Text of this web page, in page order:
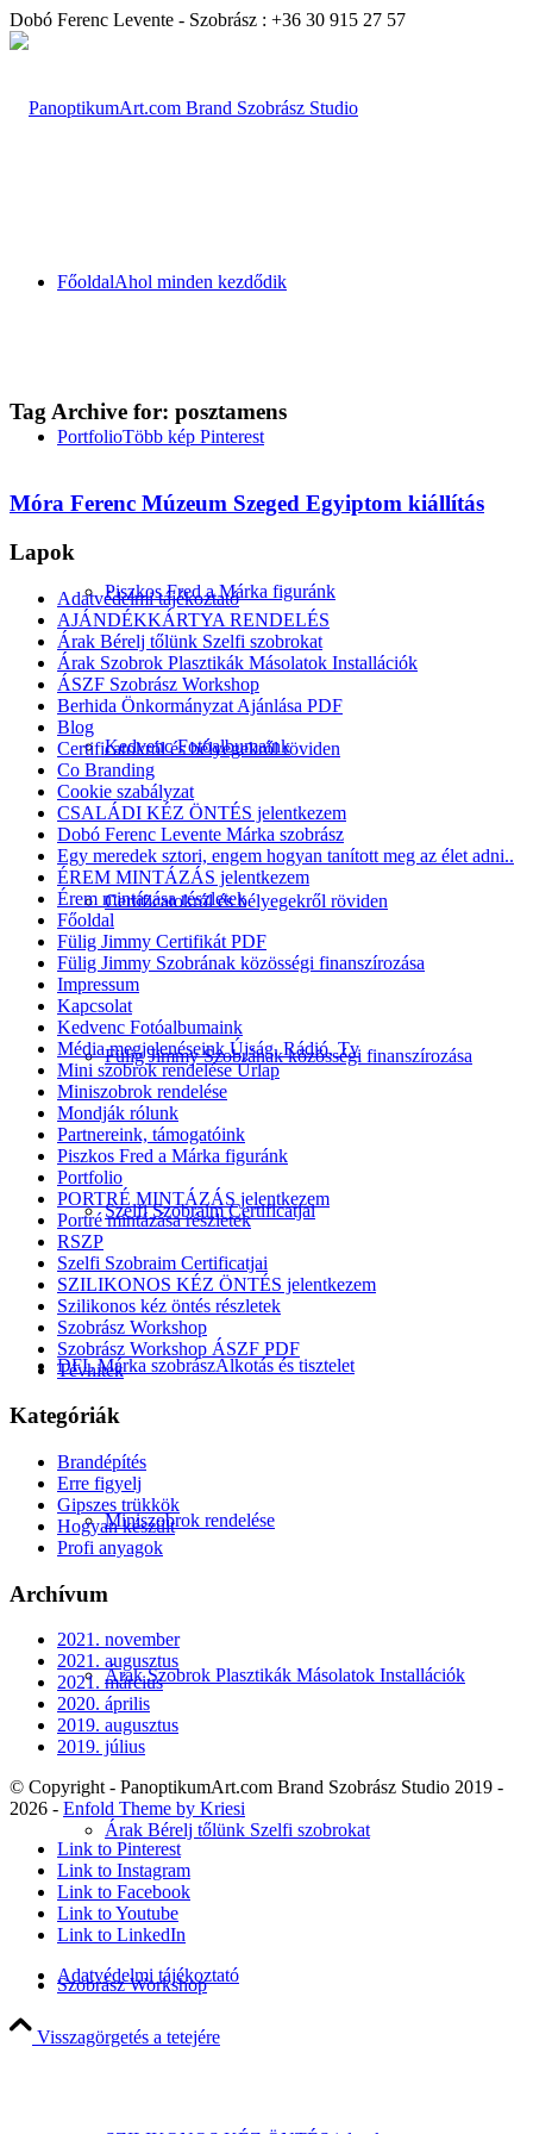
Dobó Ferenc Levente - Szobrász : +36 30 915 27 57
FőoldalAhol minden kezdődik
PortfolioTöbb kép Pinterest
Piszkos Fred a Márka figuránk
Kedvenc Fotóalbumaink
Certificatokról és bélyegekről röviden
Fülig Jimmy Szobrának közösségi finanszírozása
Szelfi Szobraim Certificatjai
DFL Márka szobrászAlkotás és tisztelet
Miniszobrok rendelése
Árak Szobrok Plasztikák Másolatok Installációk
Árak Bérelj tőlünk Szelfi szobrokat
Szobrász Workshop
Tag Archive for: posztamens
Móra Ferenc Múzeum Szeged Egyiptom kiállítás
Lapok
Adatvédelmi tájékoztató
AJÁNDÉKKÁRTYA RENDELÉS
Árak Bérelj tőlünk Szelfi szobrokat
Árak Szobrok Plasztikák Másolatok Installációk
ÁSZF Szobrász Workshop
Berhida Önkormányzat Ajánlása PDF
Blog
Certificatokról és bélyegekről röviden
Co Branding
Cookie szabályzat
CSALÁDI KÉZ ÖNTÉS jelentkezem
Dobó Ferenc Levente Márka szobrász
Egy meredek sztori, engem hogyan tanított meg az élet adni..
ÉREM MINTÁZÁS jelentkezem
Érem mintázása részletek
Főoldal
Fülig Jimmy Certifikát PDF
Fülig Jimmy Szobrának közösségi finanszírozása
Impressum
Kapcsolat
Kedvenc Fotóalbumaink
Média megjelenéseink Újság, Rádió, Tv
Mini szobrok rendelése Űrlap
Miniszobrok rendelése
Mondják rólunk
Partnereink, támogatóink
Piszkos Fred a Márka figuránk
Portfolio
PORTRÉ MINTÁZÁS jelentkezem
Portré mintázása részletek
RSZP
Szelfi Szobraim Certificatjai
SZILIKONOS KÉZ ÖNTÉS jelentkezem
Szilikonos kéz öntés részletek
Szobrász Workshop
Szobrász Workshop ÁSZF PDF
Tévhitek
Kategóriák
Brandépítés
Erre figyelj
Gipszes trükkök
Hogyan készült
Profi anyagok
Archívum
2021. november
2021. augusztus
2021. március
2020. április
2019. augusztus
2019. július
© Copyright - PanoptikumArt.com Brand Szobrász Studio 2019 -
2026 - Enfold Theme by Kriesi
Link to Pinterest
Link to Instagram
Link to Facebook
Link to Youtube
Link to LinkedIn
Adatvédelmi tájékoztató
Visszagörgetés a tetejére